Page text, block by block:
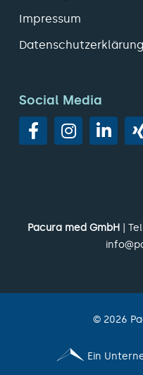
Impressum
Datenschutzerklärung
Social Media
Pacura med GmbH |
© 2026
Ein